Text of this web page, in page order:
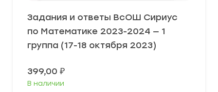
Задания и ответы ВсОШ Сириус
по Математике 2023-2024 — 1
группа (17-18 октября 2023)
399,00 ₽
В наличии